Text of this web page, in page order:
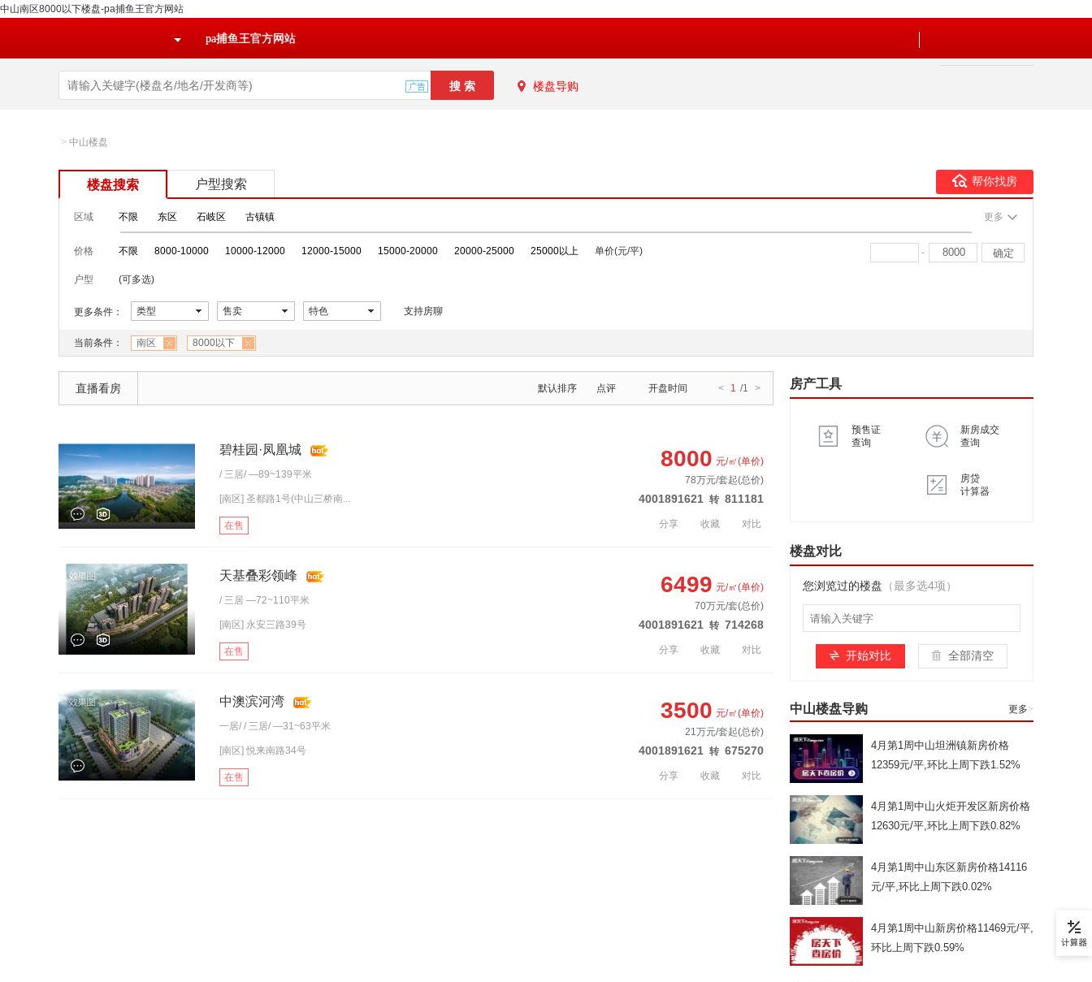
中山南区8000以下楼盘-pa捕鱼王官方网站
pa捕鱼王官方网站
楼盘导购
> 中山楼盘
楼盘搜索 户型搜索 帮你找房
区域 不限 东区 石岐区 古镇镇 更多
价格 不限 8000-10000 10000-12000 12000-15000 15000-20000 20000-25000 25000以上 单价(元/平) -
户型 (可多选)
更多条件： 类型 售卖 特色 支持房聊
当前条件： 南区 8000以下
直播看房 默认排序 点评 开盘时间 < 1 /1 >
碧桂园·凤凰城
/ 三居/ —89~139平米
[南区] 圣都路1号(中山三桥南... 4001891621 转 811181
在售
8000 元/㎡(单价)
78万元/套起(总价)
分享 收藏 对比
天基叠彩领峰
/ 三居 —72~110平米
[南区] 永安三路39号 4001891621 转 714268
在售
6499 元/㎡(单价)
70万元/套(总价)
分享 收藏 对比
中澳滨河湾
一居/ / 三居/ —31~63平米
[南区] 悦来南路34号 4001891621 转 675270
在售
3500 元/㎡(单价)
21万元/套起(总价)
分享 收藏 对比
房产工具
预售证
查询
新房成交
查询
房贷
计算器
楼盘对比
您浏览过的楼盘 （最多选4项）
开始对比 全部清空
中山楼盘导购 更多>
4月第1周中山坦洲镇新房价格
12359元/平,环比上周下跌1.52%
4月第1周中山火炬开发区新房价格
12630元/平,环比上周下跌0.82%
4月第1周中山东区新房价格14116
元/平,环比上周下跌0.02%
4月第1周中山新房价格11469元/平,
环比上周下跌0.59%